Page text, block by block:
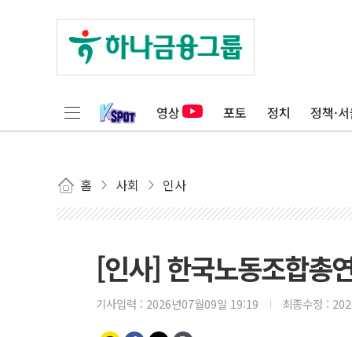
영상 포토 정치 정책·
홈 사회 인사
[인사] 한국노동조합총
기사입력 : 2026년07월09일 19:19 최종수정 :